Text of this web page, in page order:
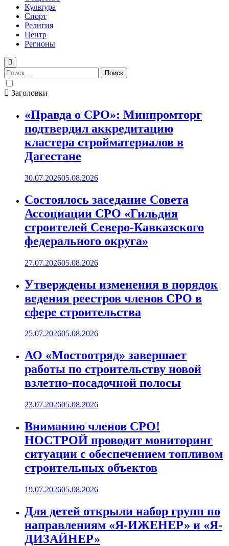
Культура
Спорт
Религия
Центр
Регионы
Найти:
Заголовки
«Правда о СРО»: Минпромторг
подтвердил аккредитацию
кластера стройматериалов в
Дагестане
30.07.202605.08.2026
Состоялось заседание Совета
Ассоциации СРО «Гильдия
строителей Северо-Кавказского
федерального округа»
27.07.202605.08.2026
Утверждены изменения в порядок
ведения реестров членов СРО в
сфере строительства
25.07.202605.08.2026
АО «Мостоотряд» завершает
работы по строительству новой
взлетно-посадочной полосы
23.07.202605.08.2026
Вниманию членов СРО!
НОСТРОЙ проводит мониторинг
ситуации с обеспечением топливом
строительных объектов
19.07.202605.08.2026
Для детей открыли набор групп по
направлениям «Я-ИЖЕНЕР» и «Я-
ДИЗАЙНЕР»